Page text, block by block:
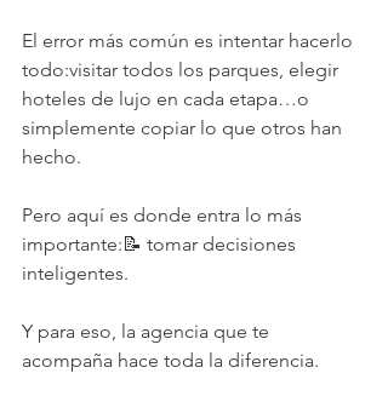
El error más común es intentar hacerlo
todo:visitar todos los parques, elegir
hoteles de lujo en cada etapa…o
simplemente copiar lo que otros han
hecho.
Pero aquí es donde entra lo más
importante:📝 tomar decisiones
inteligentes.
Y para eso, la agencia que te
acompaña hace toda la diferencia.